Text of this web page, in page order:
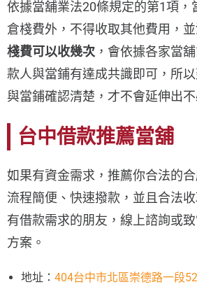
依據當舖業法20條規定的第1項，
倉棧費外，不得收取其他費用，並
棧費可以收幾次 ，會依據各家當
款人與當鋪有達成共識即可，所
與當鋪確認清楚，才不會延伸出不
台中借款推薦當舖
如果有資金需求，推薦你合法的
流程簡便、快速撥款，並且合法
有借款需求的朋友，線上諮詢或
方案。
地址： 404台中市北區崇德路一段